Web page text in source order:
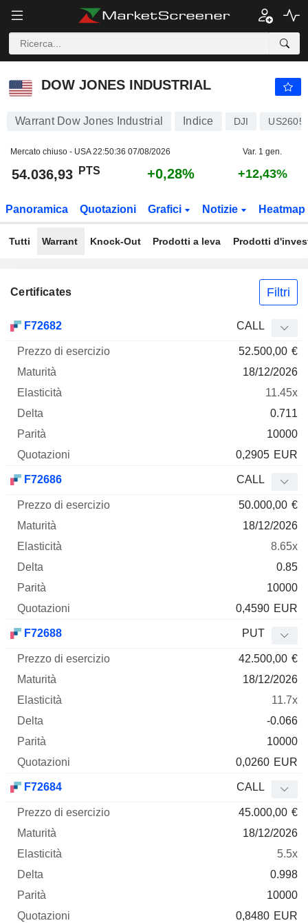
DOW JONES INDUSTRIAL
Warrant Dow Jones Industrial Indice DJI
Mercato chiuso - USA22:50:36 07/08/2026 Var. 1 gen.
54.036,93 PTS +0,28% +12,43%
Panoramica Quotazioni Grafici Notizie Heatmap
Tutti Warrant Knock-Out Prodotti a leva Prodotti
Certificates Filtri
Mnemo Tipo
esercizio
Delta
Parità
F72682 CALL
52.500,00 €
18/12/2026
11.45x
0.711
10000
0,2905 EUR
F72686 CALL
50.000,00 €
18/12/2026
8.65x
0.85
10000
0,4590 EUR
F72688 PUT
42.500,00 €
18/12/2026
11.7x
-0.066
10000
0,0260 EUR
F72684 CALL
45.000,00 €
18/12/2026
5.5x
0.998
10000
0,8480 EUR